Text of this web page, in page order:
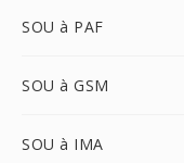
SOU à PAF
SOU à GSM
SOU à IMA